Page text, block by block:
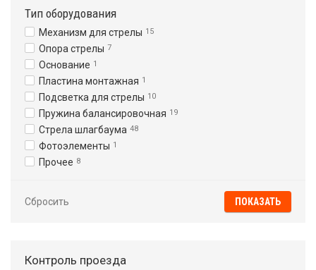
Тип оборудования
Механизм для стрелы 15
Опора стрелы 7
Основание 1
Пластина монтажная 1
Подсветка для стрелы 10
Пружина балансировочная 19
Стрела шлагбаума 48
Фотоэлементы 1
Прочее 8
Сбросить
Контроль проезда